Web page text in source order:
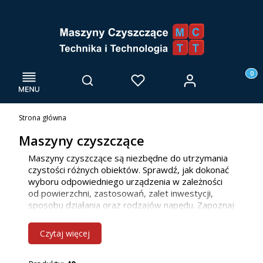
Menu Otwórz wyszukiwarkę
Szukaj Ulubione Zaloguj się
Strona główna
Maszyny czyszczące
Maszyny czyszczące są niezbędne do utrzymania
czystości różnych obiektów. Sprawdź, jak dokonać
wyboru odpowiedniego urządzenia w zależności
od powierzchni, zastosowań, zalet inwestycji,
sposobu działania oraz rodzajów napędu. Zapoznaj
teraz! Jako firma głównie działamy we Wrocławiu i
innych miejscowościach w woj. dolnośląskim, ale
Czytaj więcej